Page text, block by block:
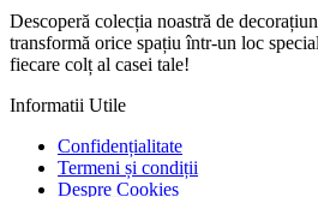
Descoperă colecția noastră de
transformă orice spațiu într-un loc
fiecare colț al casei tale!
Informatii Utile
Confidențialitate
Termeni și condiții
Despre Cookies